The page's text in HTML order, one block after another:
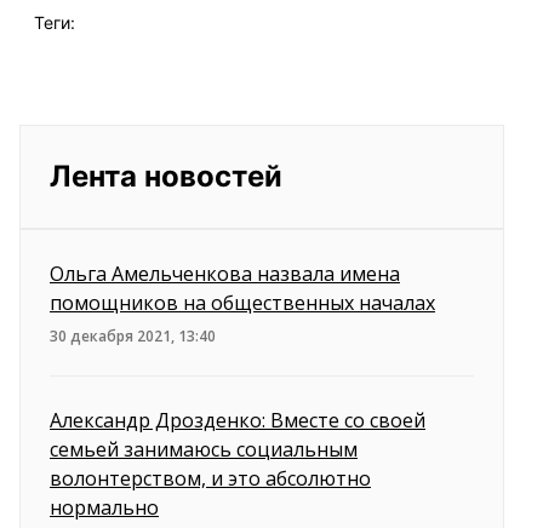
Теги:
Лента новостей
Ольга Амельченкова назвала имена
помощников на общественных началах
30 декабря 2021, 13:40
Александр Дрозденко: Вместе со своей
семьей занимаюсь социальным
волонтерством, и это абсолютно
нормально